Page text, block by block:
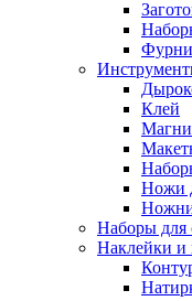
Клей
Ножи
Наборы для
Наклейки и